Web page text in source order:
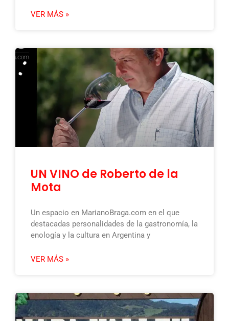
VER MÁS »
UN VINO de Roberto de la
Mota
Un espacio en MarianoBraga.com en el que
destacadas personalidades de la gastronomía, la
enología y la cultura en Argentina y
VER MÁS »